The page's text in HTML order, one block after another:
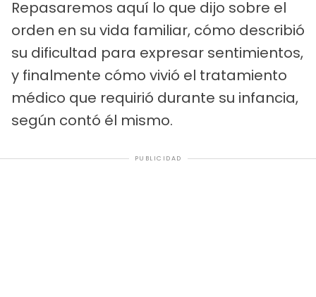
Repasaremos aquí lo que dijo sobre el
orden en su vida familiar, cómo describió
su dificultad para expresar sentimientos,
y finalmente cómo vivió el tratamiento
médico que requirió durante su infancia,
según contó él mismo.
PUBLICIDAD